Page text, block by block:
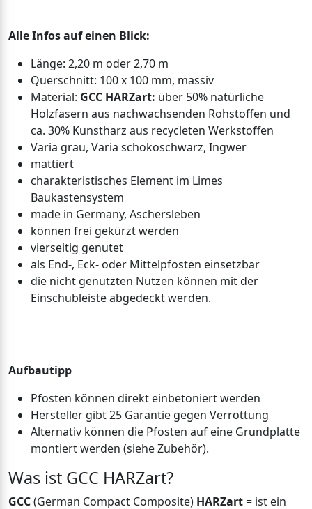
Alle Infos auf einen Blick:
Länge: 2,20 m oder 2,70 m
Querschnitt: 100 x 100 mm, massiv
Material: GCC HARZart: über 50% natürliche
Holzfasern aus nachwachsenden Rohstoffen und
ca. 30% Kunstharz aus recycleten Werkstoffen
Varia grau, Varia schokoschwarz, Ingwer
mattiert
charakteristisches Element im Limes
Baukastensystem
made in Germany, Aschersleben
können frei gekürzt werden
vierseitig genutet
als End-, Eck- oder Mittelpfosten einsetzbar
die nicht genutzten Nutzen können mit der
Einschubleiste abgedeckt werden.
Aufbautipp
Pfosten können direkt einbetoniert werden
Hersteller gibt 25 Garantie gegen Verrottung
Alternativ können die Pfosten auf eine Grundplatte
montiert werden (siehe Zubehör).
Was ist GCC HARZart?
GCC(German Compact Composite) HARZart= ist ein